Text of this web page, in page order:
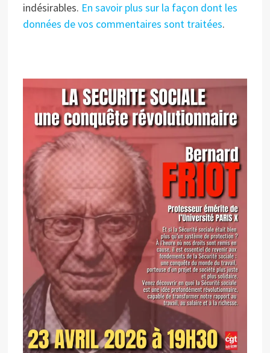
indésirables. En savoir plus sur la façon dont les
données de vos commentaires sont traitées.